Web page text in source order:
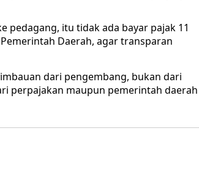
pedagang, itu tidak ada bayar pajak 11
Daerah, agar transparan
dari pengembang, bukan dari
perpajakan maupun pemerintah daerah